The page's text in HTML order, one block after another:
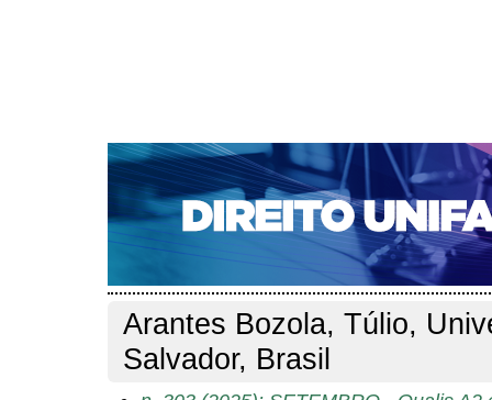
CAPA SOBRE ACESSO CADASTRO
NOTÍCIAS
EDIÇÕES DE Nº 1 A 100 WEBMAIL
Capa>Pesquisa> Perfil do autor
Perfil do autor
Arantes Bozola, Túlio,
Salvador, Brasil